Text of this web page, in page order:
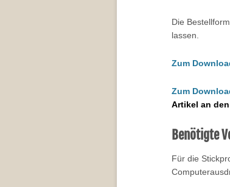
Die
lassen.
Zum
Zum
Artikel an
Benötigte
Für die